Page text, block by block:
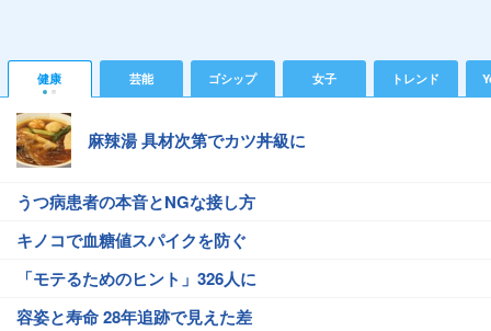
健康 芸能 ゴシップ 女子 トレンド
麻辣湯 具材次第でカツ丼級に
うつ病患者の本音とNGな接し方
キノコで血糖値スパイクを防ぐ
「モテるためのヒント」326人に
容姿と寿命 28年追跡で見えた差